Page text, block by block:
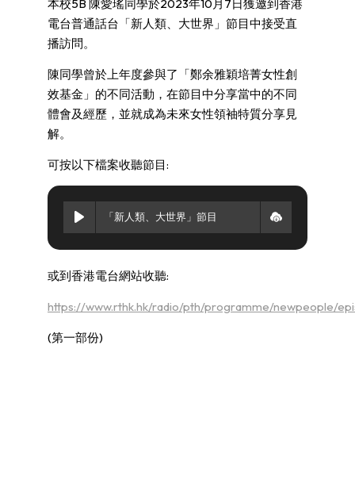
本校5B 陳愛瑤同學於2023年10月7日獲邀到香港
電台普通話台「新人類、大世界」節目中接受直
播訪問。
陳同學曾於上年度參與了「鄭余雅穎培菁女性創
效基金」的不同活動，在節目中分享當中的不同
體會及經歷，並就成為未來女性領袖特質分享見
解。
可按以下檔案收聽節目:
「新人類、大世界」節目
或到香港電台網站收聽:
https://www.rthk.hk/radio/pth/programme/newpeople/
(第一部份)